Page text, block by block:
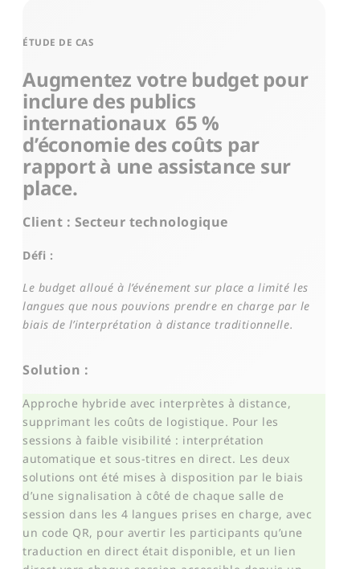
ÉTUDE DE CAS
Augmentez votre budget pour
inclure des publics
internationaux 65 %​
d’économie des coûts par
rapport à une assistance sur
place.
Client : Secteur technologique
Défi :
Le budget alloué à l’événement sur place a limité les
langues que nous pouvions prendre en charge par le
biais de l’interprétation à distance traditionnelle.
Solution :
Approche hybride avec interprètes à distance,
supprimant les coûts de logistique. Pour les
sessions à faible visibilité : interprétation
automatique et sous-titres en direct. Les deux
solutions ont été mises à disposition par le biais
d’une signalisation à côté de chaque salle de
session dans les 4 langues prises en charge, avec
un code QR, pour avertir les participants qu’une
traduction en direct était disponible, et un lien